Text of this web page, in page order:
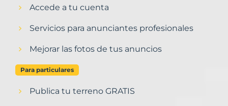
Accede a tu cuenta
Servicios para anunciantes profesionales
Mejorar las fotos de tus anuncios
Para particulares
Publica tu terreno GRATIS